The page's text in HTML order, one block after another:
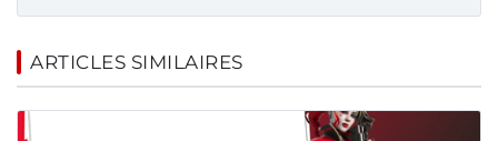
ARTICLES SIMILAIRES